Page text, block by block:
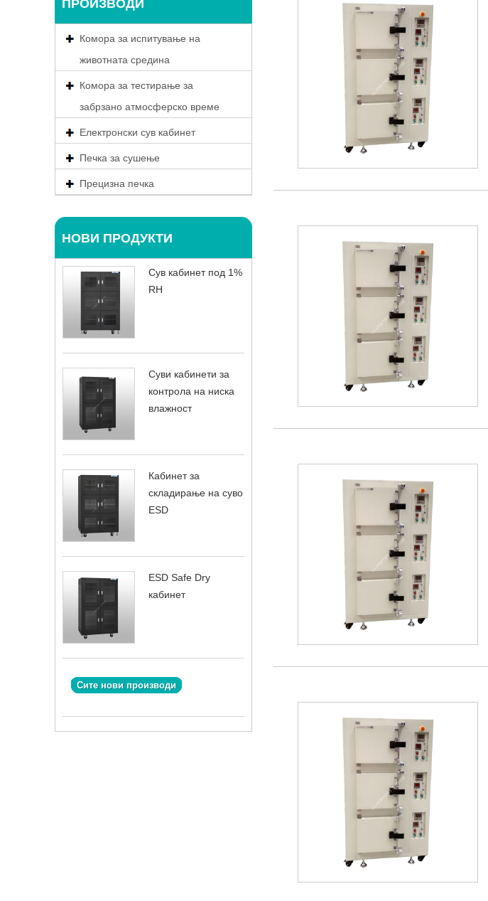
ПРОИЗВОДИ
Комора за испитување на
животната средина
Комора за тестирање за
забрзано атмосферско време
Електронски сув кабинет
Печка за сушење
Прецизна печка
НОВИ ПРОДУКТИ
Сув кабинет под 1%
RH
Суви кабинети за
контрола на ниска
влажност
Кабинет за
складирање на суво
ESD
ESD Safe Dry
кабинет
Сите нови производи